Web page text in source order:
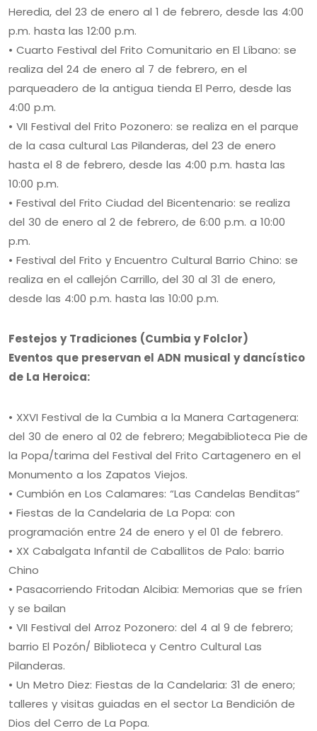
Heredia, del 23 de enero al 1 de febrero, desde las 4:00
p.m. hasta las 12:00 p.m.
• Cuarto Festival del Frito Comunitario en El Líbano: se
realiza del 24 de enero al 7 de febrero, en el
parqueadero de la antigua tienda El Perro, desde las
4:00 p.m.
• VII Festival del Frito Pozonero: se realiza en el parque
de la casa cultural Las Pilanderas, del 23 de enero
hasta el 8 de febrero, desde las 4:00 p.m. hasta las
10:00 p.m.
• Festival del Frito Ciudad del Bicentenario: se realiza
del 30 de enero al 2 de febrero, de 6:00 p.m. a 10:00
p.m.
• Festival del Frito y Encuentro Cultural Barrio Chino: se
realiza en el callejón Carrillo, del 30 al 31 de enero,
desde las 4:00 p.m. hasta las 10:00 p.m.
Festejos y Tradiciones (Cumbia y Folclor)
Eventos que preservan el ADN musical y dancístico
de La Heroica:
• XXVI Festival de la Cumbia a la Manera Cartagenera:
del 30 de enero al 02 de febrero; Megabiblioteca Pie de
la Popa/tarima del Festival del Frito Cartagenero en el
Monumento a los Zapatos Viejos.
• Cumbión en Los Calamares: “Las Candelas Benditas”
• Fiestas de la Candelaria de La Popa: con
programación entre 24 de enero y el 01 de febrero.
• XX Cabalgata Infantil de Caballitos de Palo: barrio
Chino
• Pasacorriendo Fritodan Alcibia: Memorias que se fríen
y se bailan
• VII Festival del Arroz Pozonero: del 4 al 9 de febrero;
barrio El Pozón/ Biblioteca y Centro Cultural Las
Pilanderas.
• Un Metro Diez: Fiestas de la Candelaria: 31 de enero;
talleres y visitas guiadas en el sector La Bendición de
Dios del Cerro de La Popa.